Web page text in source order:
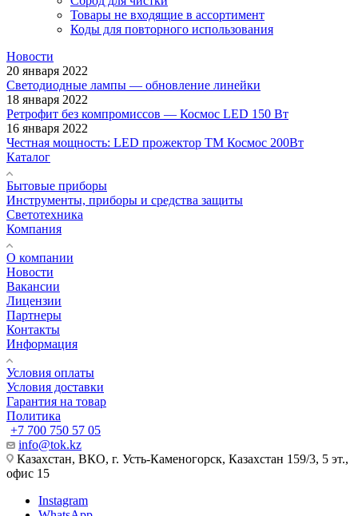
Товары не входящие в ассортимент
Коды для повторного использования
Новости
20 января 2022
Светодиодные лампы — обновление линейки
18 января 2022
Ретрофит без компромиссов — Космос LED 150 Вт
16 января 2022
Честная мощность: LED прожектор ТМ Космос 200Вт
Каталог
Бытовые приборы
Инструменты, приборы и средства защиты
Светотехника
Компания
О компании
Новости
Вакансии
Лицензии
Партнеры
Контакты
Информация
Условия оплаты
Условия доставки
Гарантия на товар
Политика
+7 700 750 57 05
info@tok.kz
Казахстан, ВКО, г. Усть-Каменогорск, Казахстан 159/3, 5 эт.,
офис 15
Instagram